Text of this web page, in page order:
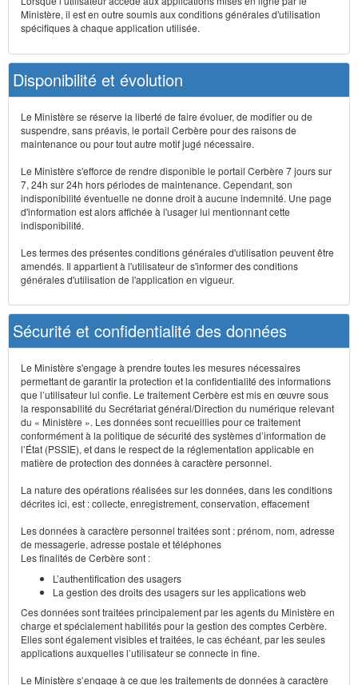
Ministère, il est en outre soumis aux conditions générales d'utilisation
spécifiques à chaque application utilisée.
Disponibilité et évolution
Le Ministère se réserve la liberté de faire évoluer, de modifier ou de
suspendre, sans préavis, le portail Cerbère pour des raisons de
maintenance ou pour tout autre motif jugé nécessaire.
Le Ministère s'efforce de rendre disponible le portail Cerbère 7 jours sur
7, 24h sur 24h hors périodes de maintenance. Cependant, son
indisponibilité éventuelle ne donne droit à aucune indemnité. Une page
d'information est alors affichée à l'usager lui mentionnant cette
indisponibilité.
Les termes des présentes conditions générales d'utilisation peuvent être
amendés. Il appartient à l'utilisateur de s'informer des conditions
générales d'utilisation de l'application en vigueur.
Sécurité et confidentialité des données
Le Ministère s'engage à prendre toutes les mesures nécessaires
permettant de garantir la protection et la confidentialité des informations
que l’utilisateur lui confie. Le traitement Cerbère est mis en œuvre sous
la responsabilité du Secrétariat général/Direction du numérique relevant
du « Ministère ». Les données sont recueillies pour ce traitement
conformément à la politique de sécurité des systèmes d’information de
l’État (PSSIE), et dans le respect de la réglementation applicable en
matière de protection des données à caractère personnel.
La nature des opérations réalisées sur les données, dans les conditions
décrites ici, est : collecte, enregistrement, conservation, effacement
Les données à caractère personnel traitées sont : prénom, nom, adresse
de messagerie, adresse postale et téléphones
Les finalités de Cerbère sont :
L’authentification des usagers
La gestion des droits des usagers sur les applications web
Ces données sont traitées principalement par les agents du Ministère en
charge et spécialement habilités pour la gestion des comptes Cerbère.
Elles sont également visibles et traitées, le cas échéant, par les seules
applications auxquelles l’utilisateur se connecte in fine.
Le Ministère s’engage à ce que les traitements de données à caractère